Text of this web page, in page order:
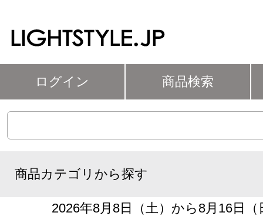
ログイン 商品検索
商品カテゴリから探す
2026年8月8日（土）から8月16日